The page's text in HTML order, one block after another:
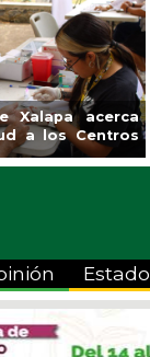
Xalapa acerca
a los Centros
Estado